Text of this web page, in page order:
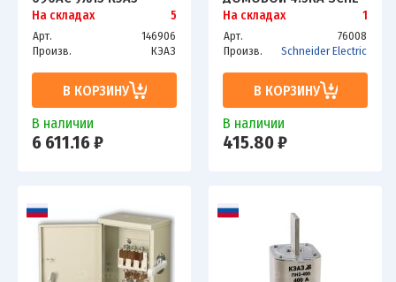
108355
На складах 5
Арт.
146906
Произв.
КЭАЗ
В КОРЗИНУ
В наличии
6 611.16 ₽
11205
На складах 1
Арт.
76008
Произв.
Schneider Electric
В КОРЗИНУ
В наличии
415.80 ₽